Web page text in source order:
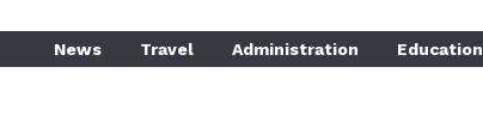
News Travel Administration Education